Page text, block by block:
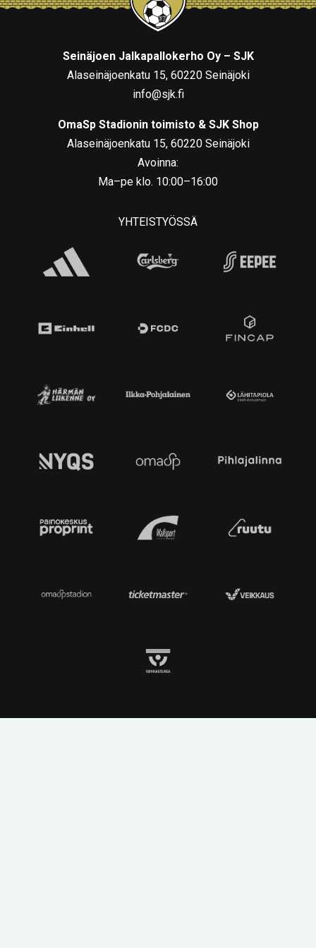
Seinäjoen Jalkapallokerho Oy – SJK
Alaseinäjoenkatu 15, 60220 Seinäjoki
info@sjk.fi
OmaSp Stadionin toimisto & SJK Shop
Alaseinäjoenkatu 15, 60220 Seinäjoki
Avoinna:
Ma–pe klo. 10:00–16:00
YHTEISTYÖSSÄ